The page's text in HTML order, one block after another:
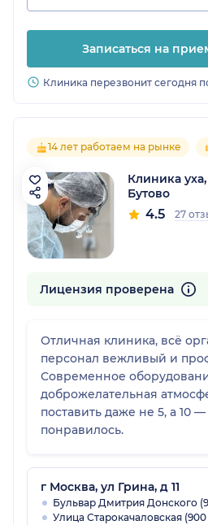
Записаться на
Клиника перезвонит сегодня
14 лет работаем на рынке
Клиника
Бутово
4.5 27
Лицензия проверена
Отличная клиника, всё
персонал вежливый и
Современное
доброжелательная
поставить даже не 5, а 10
понравилось.
г Москва, ул Грина, д 11
Бульвар Дмитрия Донского
Улица Старокачаловская